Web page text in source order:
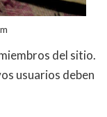
del sitio.
usuarios deben